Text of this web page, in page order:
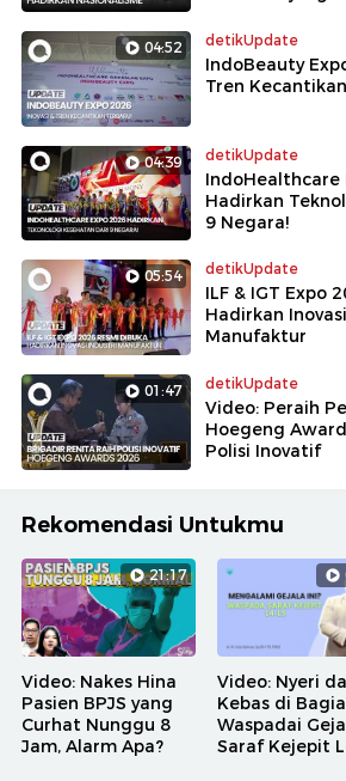
04:52 detikUpdate
IndoBeauty
Tren
04:39 detikUpdate
IndoHealthcare
Hadirkan
9 Negara!
05:54 detikUpdate
ILF & IGT Expo
Hadirkan
Manufaktur
01:47 detikUpdate
Video: Peraih
Hoegeng
Polisi Inovatif
Rekomendasi Untukmu
21:17
Video: Nakes Hina
Pasien BPJS yang
Curhat Nunggu 8
Jam, Alarm Apa?
Video: Nyeri
Kebas di
Waspadai
Saraf Kejepit